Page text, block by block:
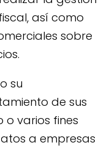
así como
sobre
su
de sus
varios fines
a empresas